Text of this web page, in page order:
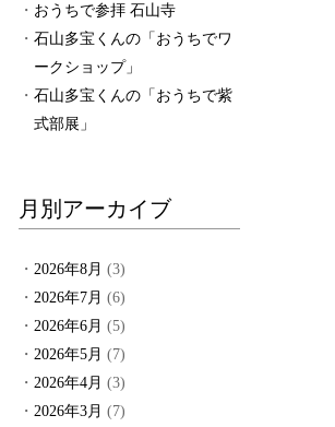
おうちで参拝 石山寺
石山多宝くんの「おうちでワ
ークショップ」
石山多宝くんの「おうちで紫
式部展」
月別アーカイブ
2026年8月 (3)
2026年7月 (6)
2026年6月 (5)
2026年5月 (7)
2026年4月 (3)
2026年3月 (7)